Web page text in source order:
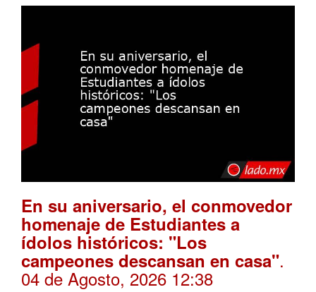
En su aniversario, el conmovedor
homenaje de Estudiantes a
ídolos históricos: "Los
campeones descansan en casa".
04 de Agosto, 2026 12:38